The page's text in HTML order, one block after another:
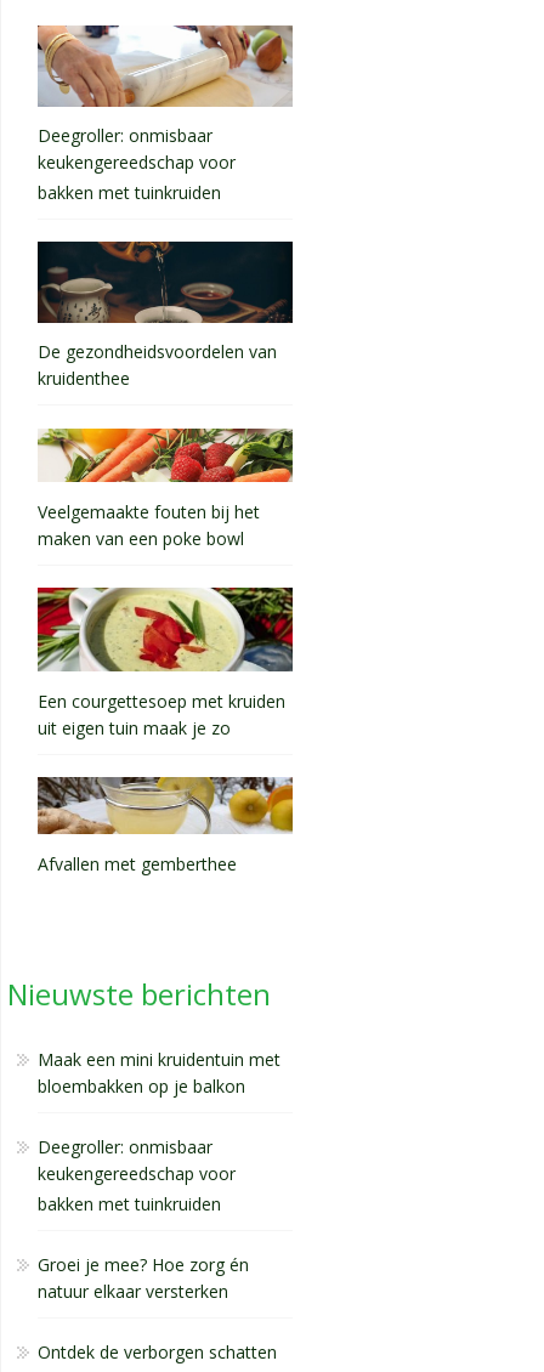
Deegroller: onmisbaar
keukengereedschap voor
bakken met tuinkruiden
De gezondheidsvoordelen van
kruidenthee
Veelgemaakte fouten bij het
maken van een poke bowl
Een courgettesoep met kruiden
uit eigen tuin maak je zo
Afvallen met gemberthee
Nieuwste berichten
Maak een mini kruidentuin met
bloembakken op je balkon
Deegroller: onmisbaar
keukengereedschap voor
bakken met tuinkruiden
Groei je mee? Hoe zorg én
natuur elkaar versterken
Ontdek de verborgen schatten